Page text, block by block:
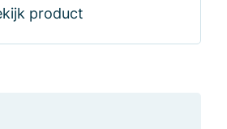
product